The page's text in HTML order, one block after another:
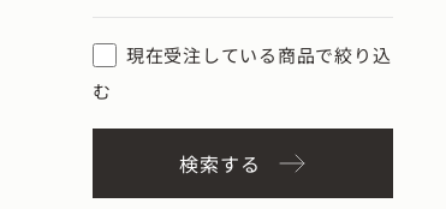
現在受注している商品で絞り込
む
検索する